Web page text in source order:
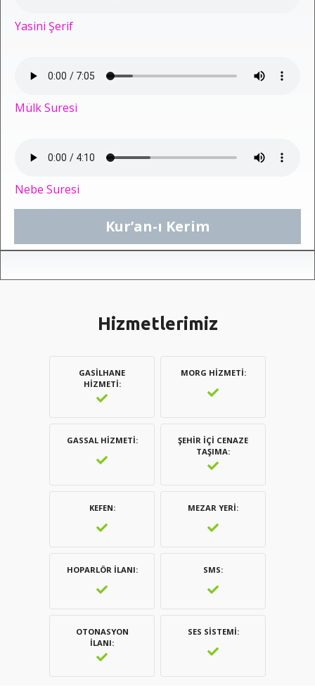
Yasini Şerif
Mülk Suresi
Nebe Suresi
Kur’an-ı Kerim
Hizmetlerimiz
GASILHANE
HIZMETI
MORG HIZMETI
GASSAL HIZMETI
ŞEHIR İÇI CENAZE
TAŞIMA
KEFEN MEZAR YERI
HOPARLÖR İLANI SMS
OTONASYON
İLANI
SES SISTEMI